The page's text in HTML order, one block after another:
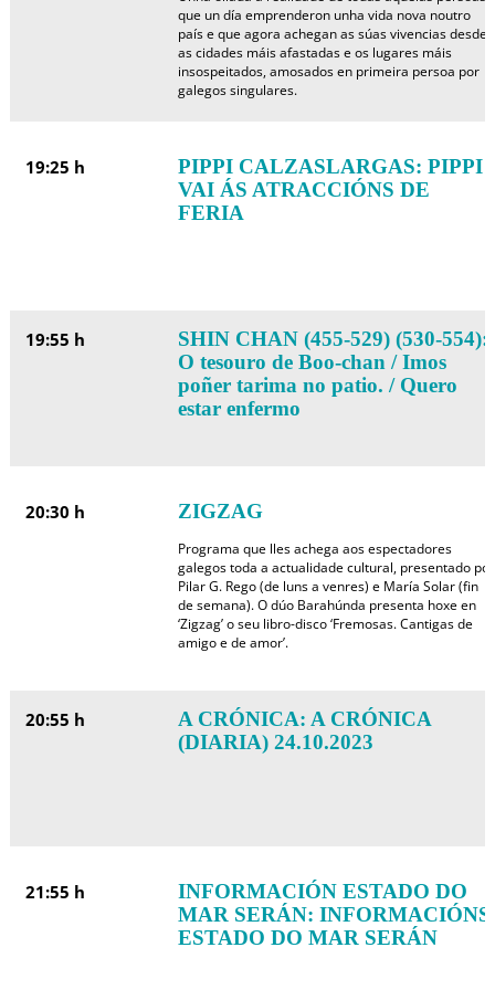
que un día emprenderon unha vida nova noutro
país e que agora achegan as súas vivencias desde
as cidades máis afastadas e os lugares máis
insospeitados, amosados en primeira persoa por
galegos singulares.
19:25 h
PIPPI CALZASLARGAS: PIPPI
VAI ÁS ATRACCIÓNS DE
FERIA
19:55 h
SHIN CHAN (455-529) (530-554):
O tesouro de Boo-chan / Imos
poñer tarima no patio. / Quero
estar enfermo
20:30 h ZIGZAG
Programa que lles achega aos espectadores
galegos toda a actualidade cultural, presentado por
Pilar G. Rego (de luns a venres) e María Solar (fin
de semana). O dúo Barahúnda presenta hoxe en
‘Zigzag’ o seu libro-disco ‘Fremosas. Cantigas de
amigo e de amor’.
20:55 h
A CRÓNICA: A CRÓNICA
(DIARIA) 24.10.2023
21:55 h
INFORMACIÓN ESTADO DO
MAR SERÁN: INFORMACIÓNS
ESTADO DO MAR SERÁN